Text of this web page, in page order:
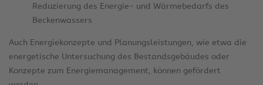
Reduzierung des Energie- und Wärmebedarfs des
Beckenwassers
Auch Energiekonzepte und Planungsleistungen, wie etwa die
energetische Untersuchung des Bestandsgebäudes oder
Konzepte zum Energiemanagement, können gefördert